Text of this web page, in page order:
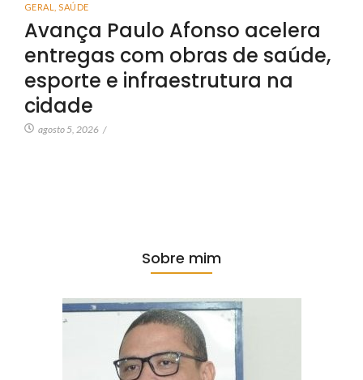
GERAL SAÚDE
Avança Paulo Afonso acelera
entregas com obras de saúde,
esporte e infraestrutura na
cidade
agosto 5, 2026 /
Sobre mim